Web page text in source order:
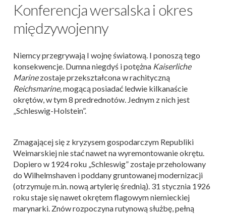
Konferencja wersalska i okres
międzywojenny
Niemcy przegrywają I wojnę światową. I ponoszą tego
konsekwencje. Dumna niegdyś i potężna Kaiserliche
Marinezostaje przekształcona w rachityczną
Reichsmarine,mogącą posiadać ledwie kilkanaście
okrętów, w tym 8 predrednotów. Jednym z nich jest
„Schleswig-Holstein”.
Zmagającej się z kryzysem gospodarczym Republiki
Weimarskiej nie stać nawet na wyremontowanie okrętu.
Dopiero w 1924 roku „Schleswig” zostaje przeholowany
do Wilhelmshaven i poddany gruntowanej modernizacji
(otrzymuje m.in. nową artylerię średnią). 31 stycznia 1926
roku staje się nawet okrętem flagowym niemieckiej
marynarki. Znów rozpoczyna rutynową służbę, pełną